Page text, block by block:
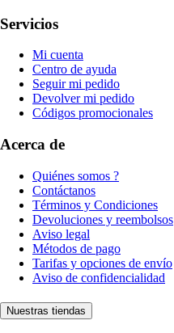
Servicios
Mi cuenta
Centro de ayuda
Seguir mi pedido
Devolver mi pedido
Códigos promocionales
Acerca de
Quiénes somos ?
Contáctanos
Términos y Condiciones
Devoluciones y reembolsos
Aviso legal
Métodos de pago
Tarifas y opciones de envío
Aviso de confidencialidad
Nuestras tiendas